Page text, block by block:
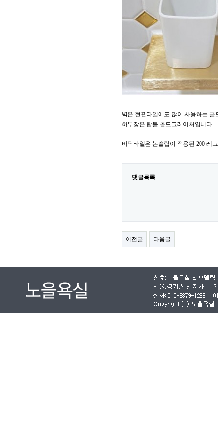
벽은 현관타일에도 많이 사용하는
하부장은 탑볼 골드그레이처입니다
바닥타일은 논슬립이 적용된 200 레
댓글목록
이전글 다음글